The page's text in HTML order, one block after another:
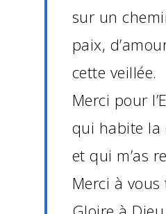
sur un
paix,
cette veillée.
Merci pour
qui habite la
et qui m’as
Merci à vous